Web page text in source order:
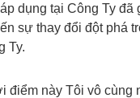
dụng tại Công Ty đã
sự thay đổi đột phá
Ty.
điểm này Tôi vô cùng